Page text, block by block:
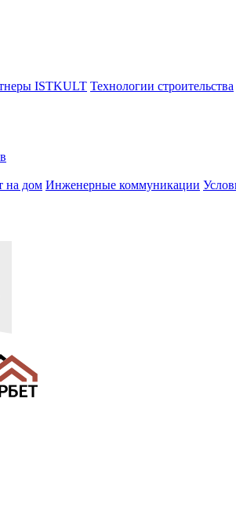
ISTKULT Технологии строительства
на дом Инженерные коммуникации